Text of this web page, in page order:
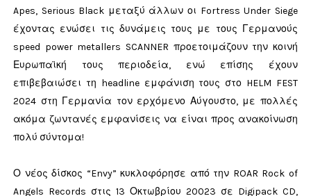
Apes, Serious Black μεταξύ άλλων οι Fortress Under Siege
έχοντας ενώσει τις δυνάμεις τους με τους Γερμανούς
speed power metallers SCANNER προετοιμάζουν την κοινή
Ευρωπαϊκή τους περιοδεία, ενώ επίσης έχουν
επιβεβαιώσει τη headline εμφάνιση τους στο HELM FEST
2024 στη Γερμανία τον ερχόμενο Αύγουστο, με πολλές
ακόμα ζωντανές εμφανίσεις να είναι προς ανακοίνωση
πολύ σύντομα!
Ο νέος δίσκος “Envy” κυκλοφόρησε από την ROAR Rock of
Angels Records στις 13 Οκτωβρίου 20023 σε Digipack CD,